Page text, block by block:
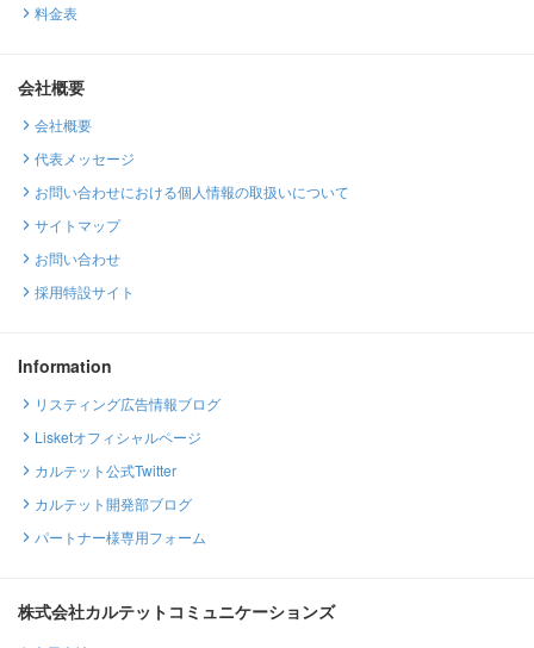
料金表
会社概要
会社概要
代表メッセージ
お問い合わせにおける個人情報の取扱いについて
サイトマップ
お問い合わせ
採用特設サイト
Information
リスティング広告情報ブログ
Lisketオフィシャルページ
カルテット公式Twitter
カルテット開発部ブログ
パートナー様専用フォーム
株式会社カルテットコミュニケーションズ